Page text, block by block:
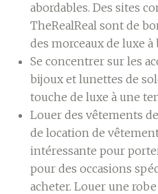
abordables. Des sites
TheRealReal sont de
des morceaux de luxe à
Se concentrer sur les
bijoux et lunettes de
touche de luxe à une
Louer des vêtements
de location de
intéressante pour
pour des occasions
acheter. Louer une